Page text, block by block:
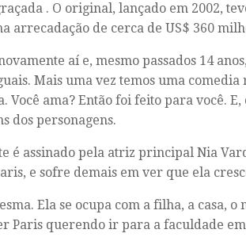
. O original, lançado em 2002,
arrecadação de cerca de US$ 360
aí e, mesmo passados 14
Mais uma vez temos uma
Você ama? Então foi feito para você. E,
dos personagens.
é assinado pela atriz principal Nia
e sofre demais em ver que ela
Ela se ocupa com a filha, a casa, o
Paris querendo ir para a faculdade